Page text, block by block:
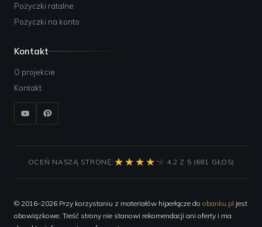
Pożyczki ratalne
Pożyczki na konto
Kontakt
O projekcie
Kontakt
OCEŃ NASZĄ STRONĘ: 4.2 Z 5 (681 GŁOS)
© 2016–2026 Przy korzystaniu z materiałów hiperłącze do obanku.pl jest
obowiązkowe. Treść strony nie stanowi rekomendacji ani oferty i ma